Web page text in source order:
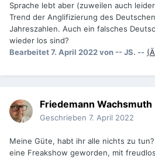
Sprache lebt aber (zuweilen auch
Trend der Anglifizierung des
Jahreszahlen. Auch ein falsches
wieder los sind?
Bearbeitet7. April 2022von -- JS. --
Friedemann Wachsmuth
Geschrieben 7. April 2022
Meine Güte, habt ihr alle nichts zu
eine Freakshow geworden, mit